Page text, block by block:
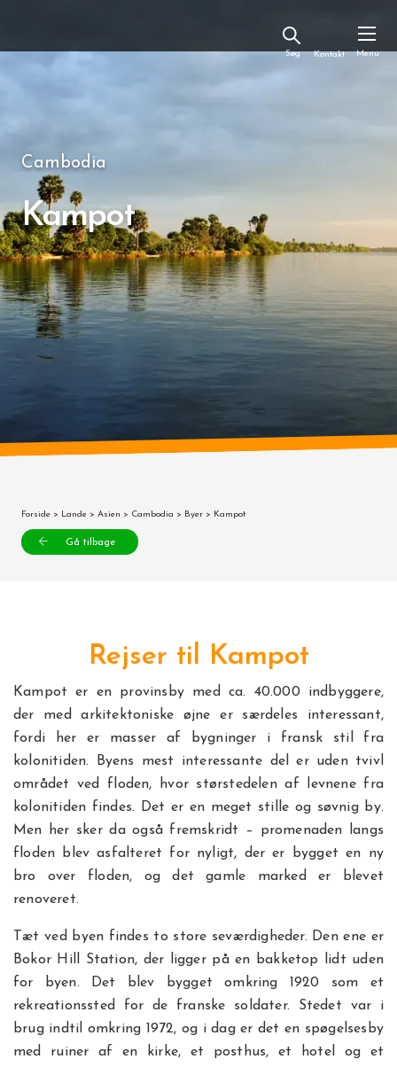
Kontakt
Cambodia
Kampot
Forside > Lande > Asien > Cambodia > Byer > Kampot
Gå tilbage
Rejser til Kampot
Kampot er en provinsby med ca. 40.000 indbyggere,
der med arkitektoniske øjne er særdeles interessant,
fordi her er masser af bygninger i fransk stil fra
kolonitiden. Byens mest interessante del er uden tvivl
området ved floden, hvor størstedelen af levnene fra
kolonitiden findes. Det er en meget stille og søvnig by.
Men her sker da også fremskridt – promenaden langs
floden blev asfalteret for nyligt, der er bygget en ny
bro over floden, og det gamle marked er blevet
renoveret.
Tæt ved byen findes to store seværdigheder. Den ene er
Bokor Hill Station, der ligger på en bakketop lidt uden
for byen. Det blev bygget omkring 1920 som et
rekreationssted for de franske soldater. Stedet var i
brug indtil omkring 1972, og i dag er det en spøgelsesby
med ruiner af en kirke, et posthus, et hotel og et